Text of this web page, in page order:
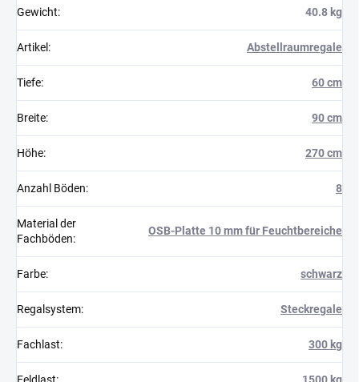
Gewicht: 40.8 kg
Artikel : Abstellraumregale
Tiefe: 60 cm
Breite: 90 cm
Höhe: 270 cm
Anzahl Böden: 8
Material der
Fachböden:
OSB-Platte 10 mm für Feuchtbereiche
Farbe: schwarz
Regalsystem: Steckregale
Fachlast: 300 kg